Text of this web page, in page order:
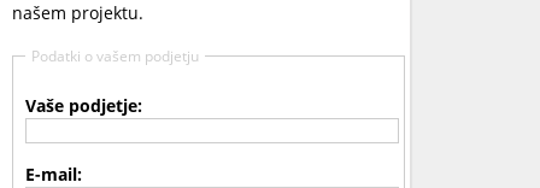
našem projektu.
Podatki o vašem podjetju
Vaše podjetje:
E-mail: